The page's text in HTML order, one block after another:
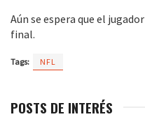
Aún se espera que el
final.
Tags: NFL
POSTS DE INTERÉS